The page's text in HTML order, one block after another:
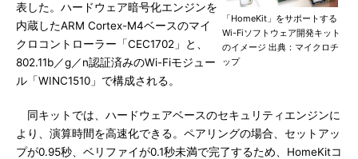
「HomeKit」をサポートする
Wi-Fiソフトウェア開発キット
のイメージ 出典：マイクロチ
ップ
表した。ハードウェア暗号化エンジンを
内蔵したARM Cortex-M4ベースのマイ
クロコントローラー「CEC1702」と、
802.11b／g／n認証済みのWi-Fiモジュー
ル「WINC1510」で構成される。
同キットでは、ハードウェアベースのセキュリティエンジンに
より、演算時間を高速化できる。ペアリングの場合、セットアッ
プが0.95秒、ベリファイが0.1秒未満で完了するため、HomeKitコ